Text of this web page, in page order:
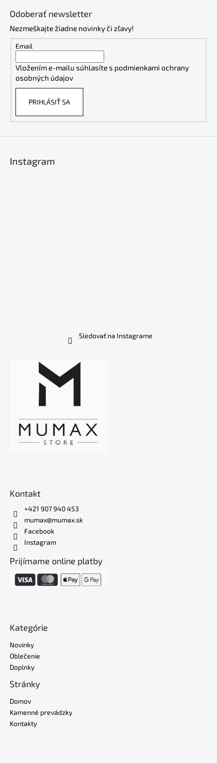
Odoberať newsletter
Nezmeškajte žiadne novinky či zľavy!
Email
Vložením e-mailu súhlasíte s podmienkami ochrany
osobných údajov
PRIHLÁSIŤ SA
Instagram
Sledovať na Instagrame
Kontakt
+421 907 940 453
mumax@mumax.sk
Facebook
Instagram
Prijímame online platby
Kategórie
Novinky
Oblečenie
Doplnky
Stránky
Domov
Kamenné prevádzky
Kontakty